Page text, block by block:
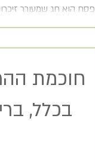
פסח הוא חג שמעורר
חוכמת